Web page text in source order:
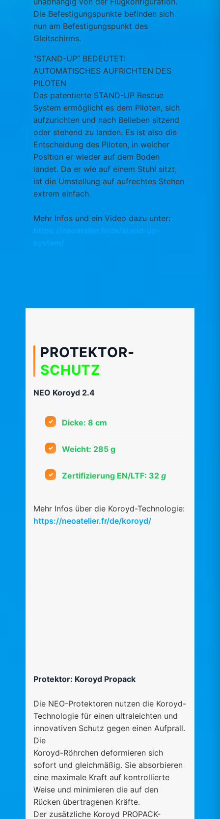
Die Befestigungspunkte befinden sich
nun am Befestigungspunkt des
Gleitschirms.
“STAND-UP” BEDEUTET:
AUTOMATISCHES AUFRICHTEN DES
PILOTEN
Das patentierte STAND-UP Rescue
System ermöglicht es dem Piloten, sich
aufzurichten und nach Belieben sitzend
oder stehend zu landen. Es ist also die
Entscheidung des Piloten, in welcher
Position er wieder auf dem Boden
landet. Da er wie auf einem Stuhl sitzt,
ist die Umstellung auf aufrechtes Stehen
extrem einfach.
Mehr Infos und ein Video dazu unter:
PROTEKTOR-
SCHUTZ
NEO Koroyd 2.4
Dicke: 8 cm
Weicht: 285 g
Zertifizierung EN/LTF: 32g
Mehr Infos über die Koroyd-Technologie:
https://neoatelier.fr/de/koroyd/
Protektor: Koroyd Propack
Die NEO-Protektoren nutzen die Koroyd-
Technologie für einen ultraleichten und
innovativen Schutz gegen einen Aufprall.
Die
Koroyd-Röhrchen deformieren sich
sofort und gleichmäßig. Sie absorbieren
eine maximale Kraft auf kontrollierte
Weise und minimieren die auf den
Rücken übertragenen Kräfte.
Der zusätzliche Koroyd PROPACK-